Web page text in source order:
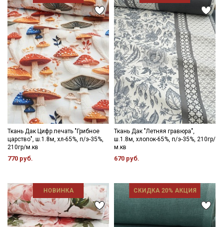
Ткань Дак Цифр.печать "Грибное
царство", ш.1.8м, хл-65%, п/э-35%,
210гр/м.кв
770 руб.
Ткань Дак "Летняя гравюра",
ш.1.8м, хлопок-65%, п/э-35%, 210гр/
м.кв
670 руб.
НОВИНКА СКИДКА 20% АКЦИЯ
Секретная рассылка от Купава
Мы публикуем здесь дополнительные
промокоды и скидки до 30% на узкие